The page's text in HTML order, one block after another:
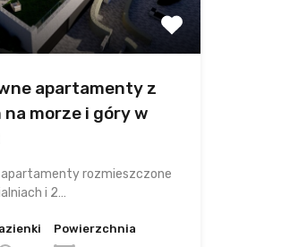
apartamenty z
morze i góry w
apartamenty rozmieszczone
i 2…
Powierzchnia